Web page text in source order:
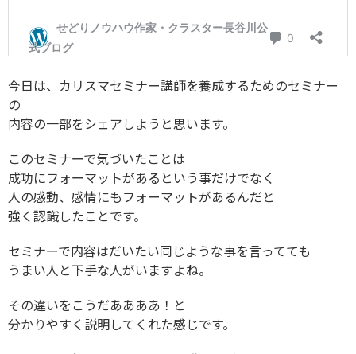
今日は、カリスマセミナー講師を養成するためのセミナー
の
内容の一部をシェアしようと思います。
このセミナーで気づいたことは
成功にフォーマットがあるという事だけでなく
人の感動、感情にもフォーマットがあるんだと
強く認識したことです。
セミナーで内容はだいたい同じような事を言ってても
うまい人と下手な人がいますよね。
その違いをこうだああああ！と
分かりやすく説明してくれた感じです。